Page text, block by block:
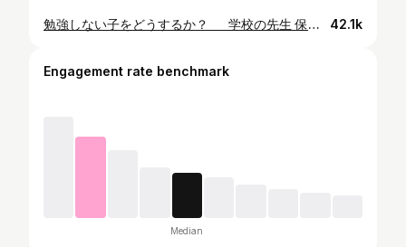
勉強しない子をどうするか？ 学校の先生 保護者 それぞれの立場で、子どもたちには将来のために勉強してもらいたいと思っていると思います。 しかし、その勉強が嫌々であればあるほど、状況が良くならないように思います。 なぜなら、そこには「主体性」というキーワードが必要だからなんです。 私も日々子どもたちの学びの場に関わっていますが、主体性がない学びは本当に効果が出にくいと感じています。 どんなに親や先生たちが熱意を持って丁寧に教え込んでも受け取ってもらえない場合があります。 需要と供給のバランスとよく似ているのかもしれません。 欲しければ自ら動いて手にするし、不要ならばもらっても捨ててしまうようなイメージです。 結論から言うと、主体性が最大限に発揮している時期はまさに幼児期です。 幼児期は何にでも興味があり、自らから学ぶ力にあふれています。 ぜひ、教育に関わる保護者や先生たちには「主体性」というキーワードを軸に関わっていただけたらと思います。 #主体性 #教育改革プロジェクト #あなたの声でつくる教育プロジェクト #教育対話 #わっかトーク #対話でかなえよう！ 子どもファースト公立学校 #対話がベース 学校教育新たな風を ⌘⌘ ⌘⌘ ⌘⌘ ⌘⌘ ⌘⌘ ⌘⌘ ＼社会全体を大きな家にしよう！／ こんにちは！黒木です。 私が所属する個育てマムでは、栃木県小山市で以下の活動を続けています。 全ての原動力は、メンバーのみんなが自分自身やわが子の子育てに悩んだ経験がきっかけでした。 ▶︎個育てマム 初めての子育ての発達に悩むママを対象とした個育てお茶会、食の講座、マルシェなどのイベント開催や子育て相談などを受けています。 悩める子育て世代の力になれれば嬉しいです＾＾ 投稿内容が参考になりましたら、ぜひ「いいね」や「♡」で応援をお願いします。 ご相談はお気軽にメッセージくださいね♪ そして、フォローしてもらえるとかなり喜びます＾＾ また、保存してもらえるといつでも見返せるし、必要な人に届きやすくなるそうです^ ^ ＠kumikokuroki ⌘⌘ ⌘⌘ ⌘⌘ ⌘⌘ ⌘⌘ ⌘⌘ #社会全体を大きな家にしよう #個育てマム #不登校 #多様な学び #こどもの居場所 #ママの癒し #シングルマザーの子育て #はじめての育児 #小山子育て #子育てカウンセラー #子育てママと繋がりたい #子育ての悩み #幼稚園選び #保育園選び #小学校選び #教育移住 #ママトコドモト #クルール 42.1k
Engagement rate benchmark
Median